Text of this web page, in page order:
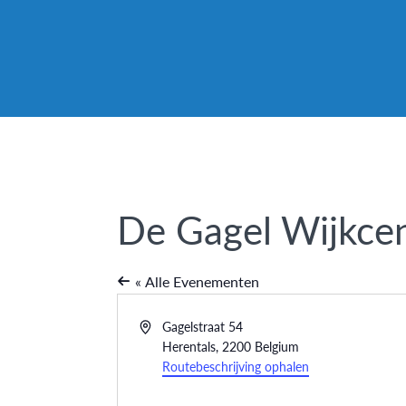
De Gagel
« Alle Evenementen
AdresGagelstraat 54
Herentals, 2200 Belgium
Routebeschrijving ophalen